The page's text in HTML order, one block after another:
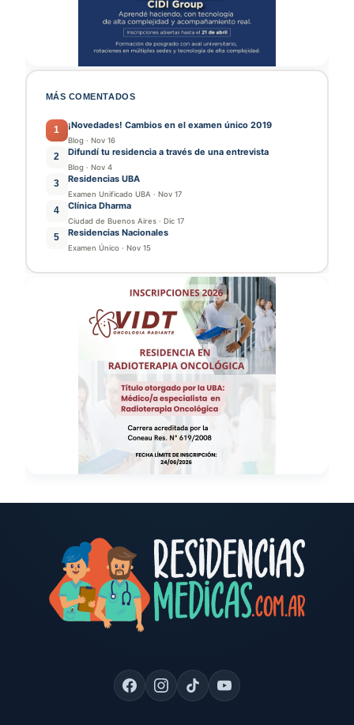
MÁS COMENTADOS
1 ¡Novedades! Cambios en el examen único 2019
Blog · Nov 16
2 Difundí tu residencia a través de una entrevista
Blog · Nov 4
3 Residencias UBA
Examen Unificado UBA · Nov 17
4 Clínica Dharma
Ciudad de Buenos Aires · Dic 17
5 Residencias Nacionales
Examen Único · Nov 15